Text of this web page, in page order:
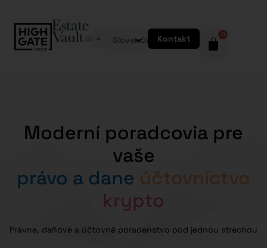
Slovenčina Kontakt 0
Moderní poradcovia pre
vaše
právo a dane účtovníctvo
krypto
Právne, daňové a účtovné poradenstvo pod jednou strechou